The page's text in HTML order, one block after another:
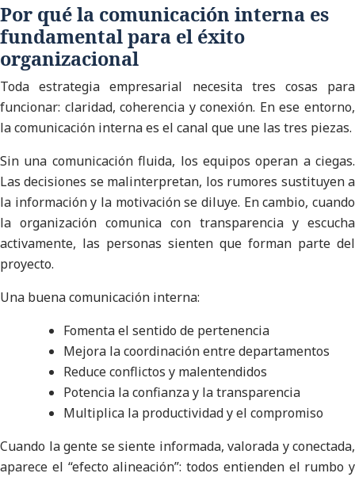
Por qué la comunicación interna es
fundamental para el éxito
organizacional
Toda estrategia empresarial necesita tres cosas para
funcionar: claridad, coherencia y conexión. En ese entorno,
la comunicación interna es el canal que une las tres piezas.
Sin una comunicación fluida, los equipos operan a ciegas.
Las decisiones se malinterpretan, los rumores sustituyen a
la información y la motivación se diluye. En cambio, cuando
la organización comunica con transparencia y escucha
activamente, las personas sienten que forman parte del
proyecto.
Una buena comunicación interna:
Fomenta el sentido de pertenencia
Mejora la coordinación entre departamentos
Reduce conflictos y malentendidos
Potencia la confianza y la transparencia
Multiplica la productividad y el compromiso
Cuando la gente se siente informada, valorada y conectada,
aparece el “efecto alineación”: todos entienden el rumbo y